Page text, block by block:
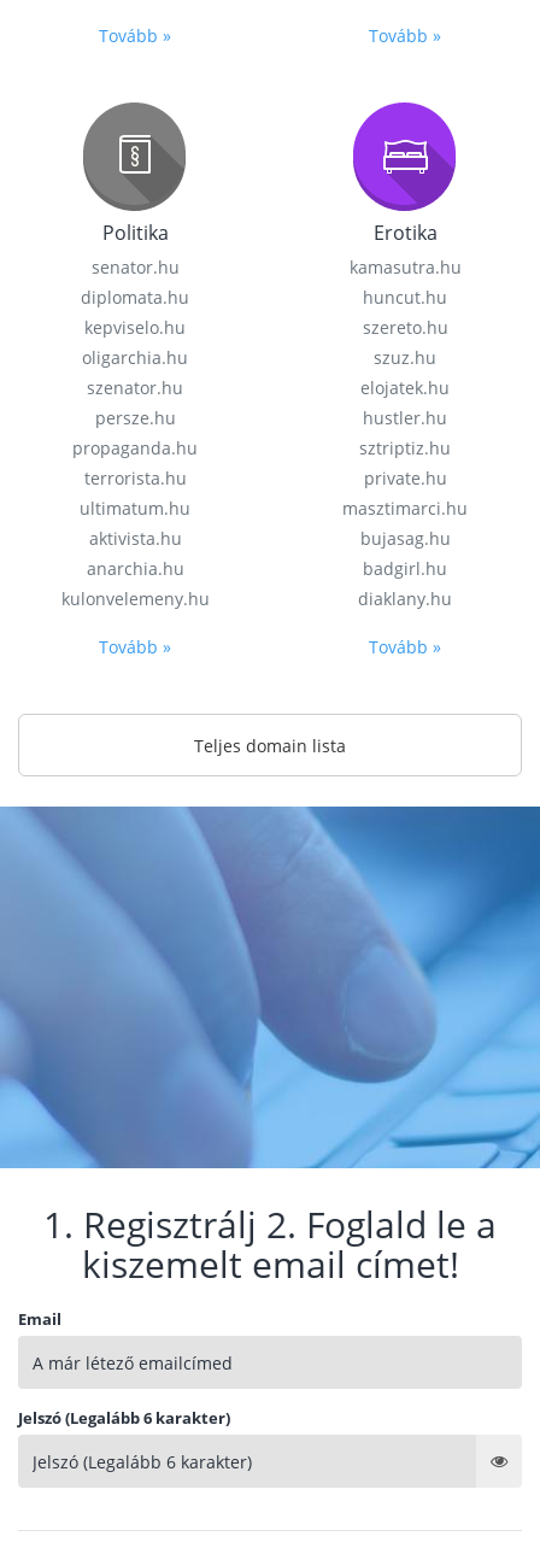
Tovább » Tovább »
Politika
senator.hu
diplomata.hu
kepviselo.hu
oligarchia.hu
szenator.hu
persze.hu
propaganda.hu
terrorista.hu
ultimatum.hu
aktivista.hu
anarchia.hu
kulonvelemeny.hu
Tovább »
Erotika
kamasutra.hu
huncut.hu
szereto.hu
szuz.hu
elojatek.hu
hustler.hu
sztriptiz.hu
private.hu
masztimarci.hu
bujasag.hu
badgirl.hu
diaklany.hu
Tovább »
Teljes domain lista
1. Regisztrálj 2. Foglald le a
kiszemelt email címet!
Email
Jelszó (Legalább 6 karakter)